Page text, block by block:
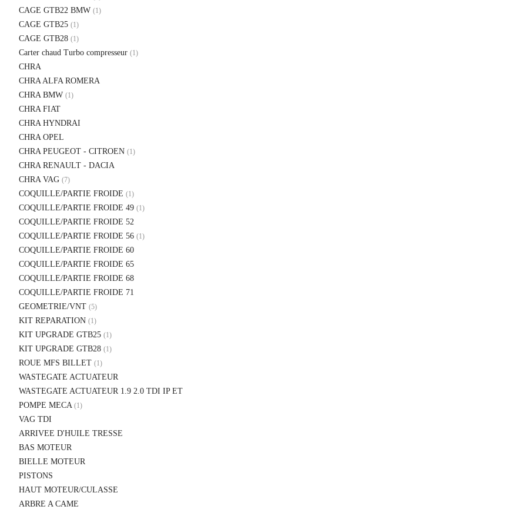
CAGE GTB22 BMW (1)
CAGE GTB25 (1)
CAGE GTB28 (1)
Carter chaud Turbo compresseur (1)
CHRA
CHRA ALFA ROMERA
CHRA BMW (1)
CHRA FIAT
CHRA HYNDRAI
CHRA OPEL
CHRA PEUGEOT - CITROEN (1)
CHRA RENAULT - DACIA
CHRA VAG (7)
COQUILLE/PARTIE FROIDE (1)
COQUILLE/PARTIE FROIDE 49 (1)
COQUILLE/PARTIE FROIDE 52
COQUILLE/PARTIE FROIDE 56 (1)
COQUILLE/PARTIE FROIDE 60
COQUILLE/PARTIE FROIDE 65
COQUILLE/PARTIE FROIDE 68
COQUILLE/PARTIE FROIDE 71
GEOMETRIE/VNT (5)
KIT REPARATION (1)
KIT UPGRADE GTB25 (1)
KIT UPGRADE GTB28 (1)
ROUE MFS BILLET (1)
WASTEGATE ACTUATEUR
WASTEGATE ACTUATEUR 1.9 2.0 TDI IP ET
POMPE MECA (1)
VAG TDI
ARRIVEE D'HUILE TRESSE
BAS MOTEUR
BIELLE MOTEUR
PISTONS
HAUT MOTEUR/CULASSE
ARBRE A CAME